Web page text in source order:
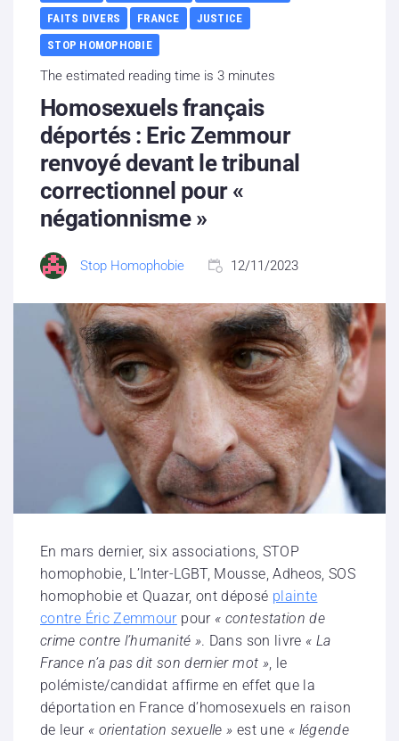
Boutique
Partenaires
Contacts
Hébergement solidaire
FAITS DIVERS
FRANCE
JUSTICE
STOP HOMOPHOBIE
The estimated reading time is 3 minutes
Homosexuels français
déportés : Eric Zemmour
renvoyé devant le tribunal
correctionnel pour «
négationnisme »
Stop Homophobie 12/11/2023
En mars dernier, six associations, STOP
homophobie, L’Inter-LGBT, Mousse, Adheos, SOS
homophobie et Quazar, ont déposé plainte
contre Éric Zemmourpour « contestation de
crime contre l’humanité ». Dans son livre « La
France n’a pas dit son dernier mot », le
polémiste/candidat affirme en effet que la
déportation en France d’homosexuels en raison
de leur « orientation sexuelle » est une « légende